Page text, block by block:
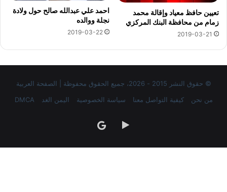
تعيين حافظ معياد وإقالة محمد
زمام من محافظة البنك المركزي
2019-03-21
احمد علي عبدالله صالح حول ولادة
نجلة ووالده
2019-03-22
© حقوق النشر 2015 - 2026، جميع الحقوق محفوظة | الصفحة العربية
من نحن
كيفية التواصل معنا سياسة الخصوصية اليمن الغد DMCA
‏Google
Play
google
news